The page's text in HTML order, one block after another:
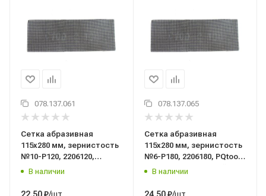
078.137.061
Сетка абразивная
115x280 мм, зернистость
№10-Р120, 2206120,
PQtools (Пи Кью тулс),
В наличии
078.137.065
Сетка абразивная
115x280 мм, зернистость
№6-Р180, 2206180, PQtools
(Пи Кью тулс), Китай
В наличии